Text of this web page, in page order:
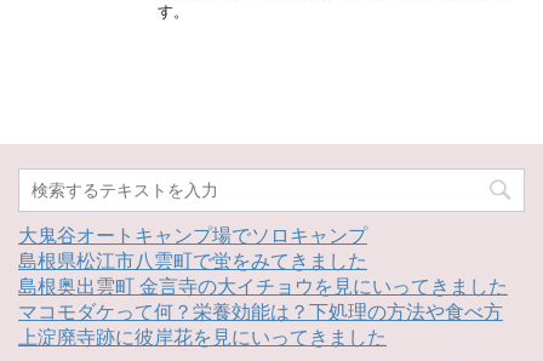
す。
大鬼谷オートキャンプ場でソロキャンプ
島根県松江市八雲町で蛍をみてきました
島根奥出雲町 金言寺の大イチョウを見にいってきました
マコモダケって何？栄養効能は？下処理の方法や食べ方
上淀廃寺跡に彼岸花を見にいってきました